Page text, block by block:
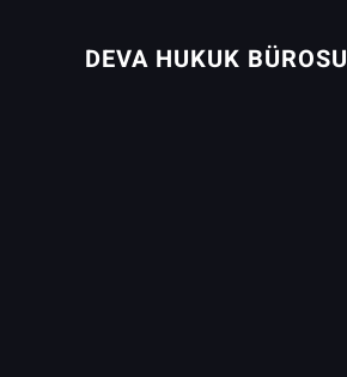
DEVA HUKUK BÜROSU